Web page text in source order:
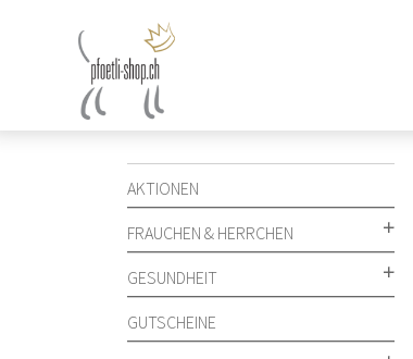
AKTIONEN
FRAUCHEN & HERRCHEN
GESUNDHEIT
GUTSCHEINE